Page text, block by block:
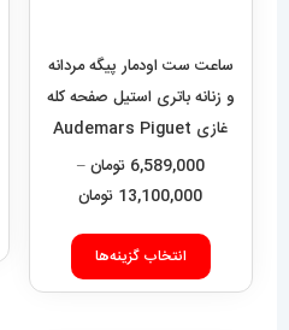
ساعت ست اودمار پیگه مردانه
و زنانه باتری استیل صفحه کله
غازی Audemars Piguet
Royal 01572
6,589,000تومان–
13,100,000تومانمحدوده
قیمت:
انتخاب گزینه‌ها
این